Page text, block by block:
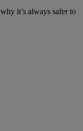
it’s always safer to